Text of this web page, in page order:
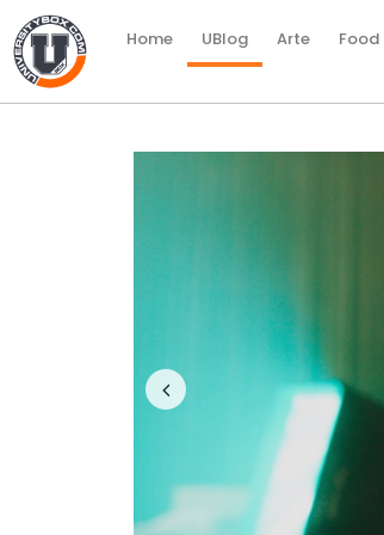
Home UBlog Arte Food
Ero in lacrime.
non